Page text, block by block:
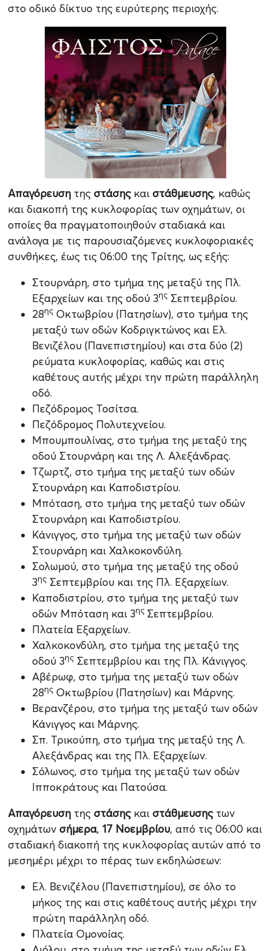
στο οδικό δίκτυο της ευρύτερης περιοχής.
Απαγόρευσητης στάσηςκαι στάθμευσης, καθώς
και διακοπή της κυκλοφορίας των οχημάτων, οι
οποίες θα πραγματοποιηθούν σταδιακά και
ανάλογα με τις παρουσιαζόμενες κυκλοφοριακές
συνθήκες, έως τις 06:00 της Τρίτης, ως εξής:
Στουρνάρη, στο τμήμα της μεταξύ της Πλ.
Εξαρχείων και της οδού 3ηςΣεπτεμβρίου.
28ηςΟκτωβρίου (Πατησίων), στο τμήμα της
μεταξύ των οδών Κοδριγκτώνος και Ελ.
Βενιζέλου (Πανεπιστημίου) και στα δύο (2)
ρεύματα κυκλοφορίας, καθώς και στις
καθέτους αυτής μέχρι την πρώτη παράλληλη
οδό.
Πεζόδρομος Τοσίτσα.
Πεζόδρομος Πολυτεχνείου.
Μπουμπουλίνας, στο τμήμα της μεταξύ της
οδού Στουρνάρη και της Λ. Αλεξάνδρας.
Τζωρτζ, στο τμήμα της μεταξύ των οδών
Στουρνάρη και Καποδιστρίου.
Μπόταση, στο τμήμα της μεταξύ των οδών
Στουρνάρη και Καποδιστρίου.
Κάνιγγος, στο τμήμα της μεταξύ των οδών
Στουρνάρη και Χαλκοκονδύλη.
Σολωμού, στο τμήμα της μεταξύ της οδού
3ηςΣεπτεμβρίου και της Πλ. Εξαρχείων.
Καποδιστρίου, στο τμήμα της μεταξύ των
οδών Μπόταση και 3ης Σεπτεμβρίου.
Πλατεία Εξαρχείων.
Χαλκοκονδύλη, στο τμήμα της μεταξύ της
οδού 3ηςΣεπτεμβρίου και της Πλ. Κάνιγγος.
Αβέρωφ, στο τμήμα της μεταξύ των οδών
28ηςΟκτωβρίου (Πατησίων) και Μάρνης.
Βερανζέρου, στο τμήμα της μεταξύ των οδών
Κάνιγγος και Μάρνης.
Σπ. Τρικούπη, στο τμήμα της μεταξύ της Λ.
Αλεξάνδρας και της Πλ. Εξαρχείων.
Σόλωνος, στο τμήμα της μεταξύ των οδών
Ιπποκράτους και Πατούσα.
Απαγόρευσητης στάσηςκαι στάθμευσηςτων
οχημάτων σήμερα, 17 Νοεμβρίου, από τις 06:00 και
σταδιακή διακοπή της κυκλοφορίας αυτών από το
μεσημέρι μέχρι το πέρας των εκδηλώσεων:
Ελ. Βενιζέλου (Πανεπιστημίου), σε όλο το
μήκος της και στις καθέτους αυτής μέχρι την
πρώτη παράλληλη οδό.
Πλατεία Ομονοίας.